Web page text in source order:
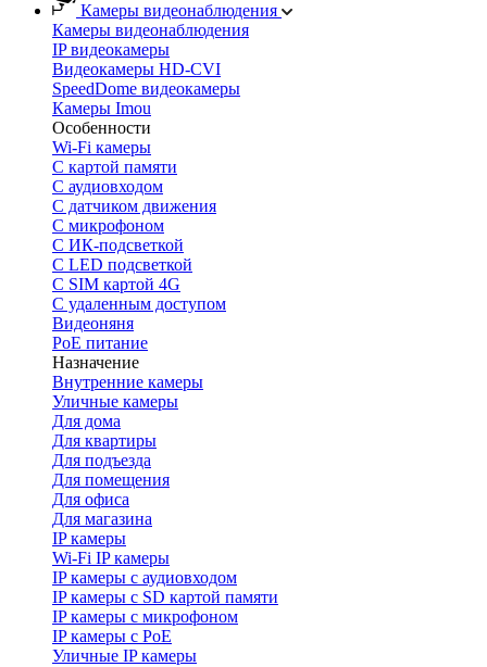
Камеры видеонаблюдения
Камеры видеонаблюдения
IP видеокамеры
Видеокамеры HD-CVI
SpeedDome видеокамеры
Камеры Imou
Особенности
Wi-Fi камеры
С картой памяти
С аудиовходом
С датчиком движения
С микрофоном
С ИК-подсветкой
С LED подсветкой
C SIM картой 4G
C удаленным доступом
Видеоняня
PoE питание
Назначение
Внутренние камеры
Уличные камеры
Для дома
Для квартиры
Для подъезда
Для помещения
Для офиса
Для магазина
IP камеры
Wi-Fi IP камеры
IP камеры с аудиовходом
IP камеры с SD картой памяти
IP камеры с микрофоном
IP камеры с PoE
Уличные IP камеры